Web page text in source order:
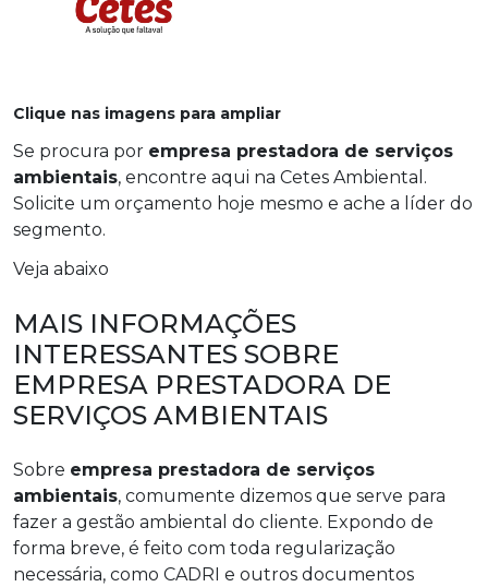
Clique nas imagens para ampliar
Se procura por empresa prestadora de serviços
ambientais, encontre aqui na Cetes Ambiental.
Solicite um orçamento hoje mesmo e ache a líder do
segmento.
Veja abaixo
MAIS INFORMAÇÕES
INTERESSANTES SOBRE
EMPRESA PRESTADORA DE
SERVIÇOS AMBIENTAIS
Sobre empresa prestadora de serviços
ambientais, comumente dizemos que serve para
fazer a gestão ambiental do cliente. Expondo de
forma breve, é feito com toda regularização
necessária, como CADRI e outros documentos